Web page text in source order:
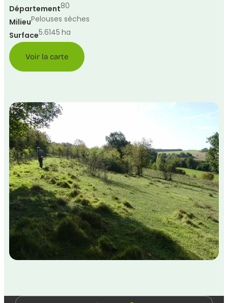
Département80
MilieuPelouses sèches
Surface5.6145 ha
Voir la carte